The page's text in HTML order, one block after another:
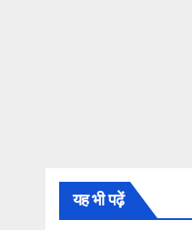
यह भी पढ़ें